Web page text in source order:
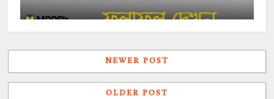
NEWER POST
OLDER POST